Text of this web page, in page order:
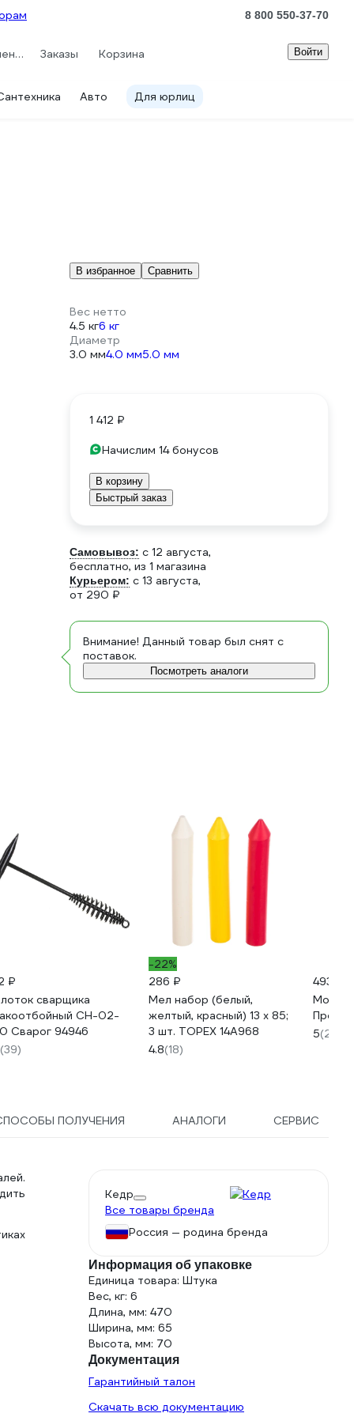
8 800 550-37-70
Сравнение Заказы Корзина Войти
Авто Для юрлиц
В избранное Сравнить
Вес нетто
4.5 кг6 кг
Диаметр
3.0 мм4.0 мм5.0 мм
1 412 ₽
Начислим 14 бонусов
В корзину
Быстрый заказ
Самовывоз: c 12 августа,
бесплатно, из 1 магазина
Курьером: c 13 августа,
от 290 ₽
Внимание! Данный товар был снят с
поставок.
Посмотреть аналоги
₽
сварщика
CH-02-
Сварог 94946
(39)
-22%
286 ₽
Мел набор (белый,
желтый, красный) 13 x 85;
3 шт. TOPEX 14A968
4.8(18)
493 ₽
5(22)
ПОЛУЧЕНИЯ АНАЛОГИ СЕРВИС
Кедр
Все товары бренда
Россия — родина бренда
Информация об упаковке
Единица товара: Штука
Вес, кг: 6
Длина, мм: 470
Ширина, мм: 65
Высота, мм: 70
Документация
Гарантийный талон
Скачать всю документацию